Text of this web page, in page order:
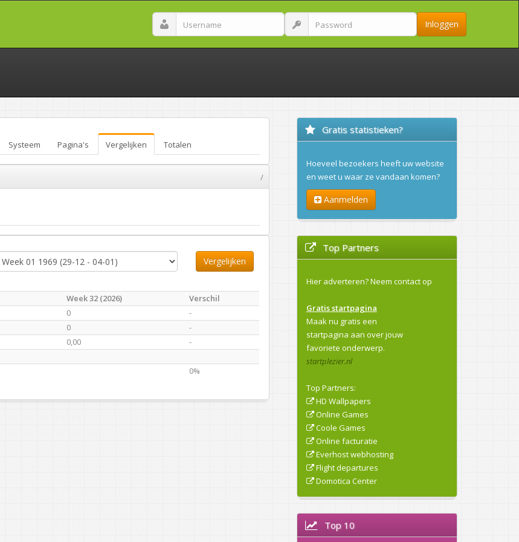
Inloggen
Systeem Pagina's Vergelijken Totalen
/
Vergelijken
Week 32 (2026)
Verschil
0
-
0
-
0,00 -
0%
Gratis statistieken?
Hoeveel bezoekers heeft uw website
en weet u waar ze vandaan komen?
Aanmelden
Top Partners
Hier adverteren?Neem contact op
Gratis startpagina
Maak nu gratis een
startpagina aan over jouw
favoriete onderwerp.
startplezier.nl
Top Partners:
HD Wallpapers
Online Games
Coole Games
Online facturatie
Everhost webhosting
Flight departures
Domotica Center
Top 10